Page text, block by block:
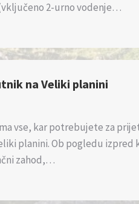
(vključeno 2-urno vodenje…
na Veliki planini
vse, kar potrebujete za
planini. Ob pogledu izpred
zahod,…